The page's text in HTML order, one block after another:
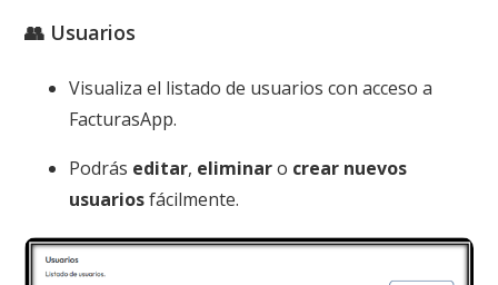
👥 Usuarios
Visualiza el listado de usuarios con acceso a
FacturasApp.
Podrás editar, eliminaro crear nuevos
usuariosfácilmente.